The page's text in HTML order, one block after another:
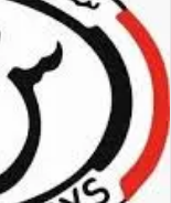
ي
د
ك